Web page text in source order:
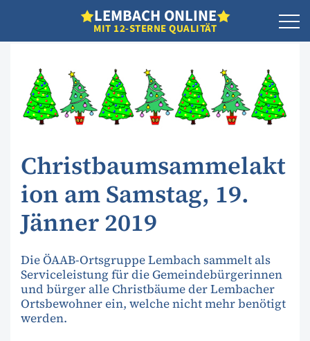
LEMBACH ONLINE
MIT 12-STERNE QUALITÄT
Christbaumsammelakt
ion am Samstag, 19.
Jänner 2019
Die ÖAAB-Ortsgruppe Lembach sammelt als
Serviceleistung für die Gemeindebürgerinnen
und bürger alle Christbäume der Lembacher
Ortsbewohner ein, welche nicht mehr benötigt
werden.